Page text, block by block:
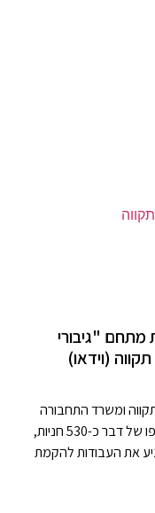
מתחם "גיבורי
(וידאו)
פתח תקווה ומשרד התחבורה
חונכים דיפו חדש ומתקדם. המתחם, שיכיל בסופו של דבר כ-530 חניות,
את העבודות להקמת